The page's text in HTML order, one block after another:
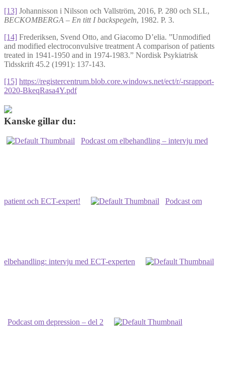
[13] Johannisson i Nilsson och Vallström, 2016, P. 280 och SLL,
BECKOMBERGA – En titt I backspegeln, 1982. P. 3.
[14] Frederiksen, Svend Otto, and Giacomo D’elia. ”Unmodified
and modified electroconvulsive treatment A comparison of patients
treated in 1941-1950 and in 1974-1983.” Nordisk Psykiatrisk
Tidsskrift 45.2 (1991): 137-143.
[15] https://registercentrum.blob.core.windows.net/ect/r/-rsrapport-
2020-BkeqRasa4Y.pdf
Kanske gillar du:
Podcast om elbehandling – intervju med
patient och ECT-expert! Podcast om
elbehandling: intervju med ECT-experten
Podcast om depression – del 2